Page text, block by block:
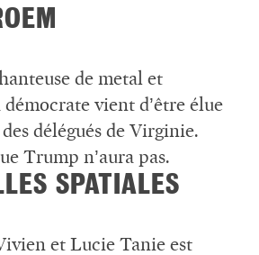
de metal et
vient d’être élue
délégués de Virginie.
Trump n’aura pas.
SPATIALES
et Lucie Tanie est